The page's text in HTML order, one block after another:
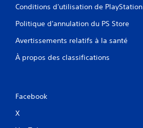
Conditions d'utilisation de PlayStation
Politique d'annulation du PS Store
Avertissements relatifs à la santé
À propos des classifications
Facebook
X